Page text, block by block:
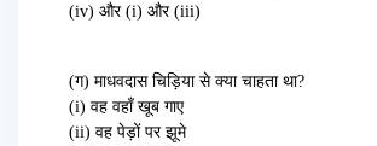
(iv) और (i) और (iii)
(ग) माधवदास चिड़िया से क्या चाहता था?
(i) वह वहाँ खूब गाए
(ii) वह पेड़ों पर झूमे